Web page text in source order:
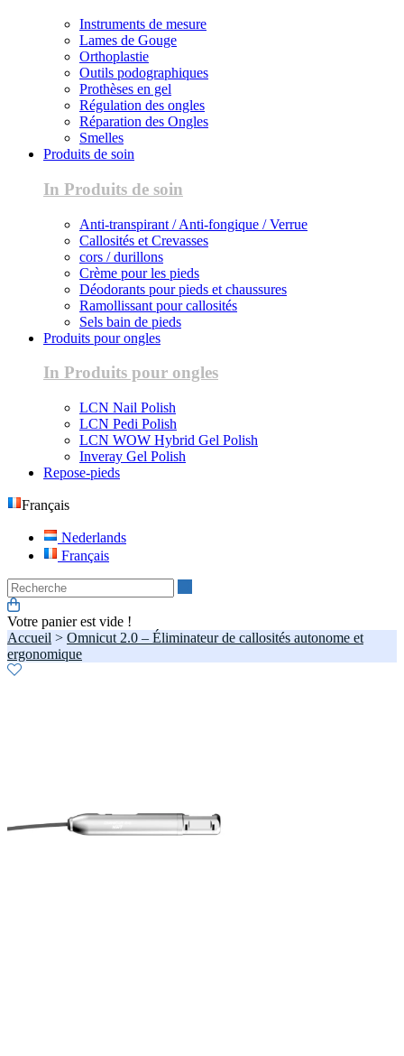
Instruments de mesure
Lames de Gouge
Orthoplastie
Outils podographiques
Prothèses en gel
Régulation des ongles
Réparation des Ongles
Smelles
Produits de soin
In Produits de soin
Anti-transpirant / Anti-fongique / Verrue
Callosités et Crevasses
cors / durillons
Crème pour les pieds
Déodorants pour pieds et chaussures
Ramollissant pour callosités
Sels bain de pieds
Produits pour ongles
In Produits pour ongles
LCN Nail Polish
LCN Pedi Polish
LCN WOW Hybrid Gel Polish
Inveray Gel Polish
Repose-pieds
Français
Nederlands
Français
Votre panier est vide !
Accueil > Omnicut 2.0 – Éliminateur de callosités autonome et
ergonomique